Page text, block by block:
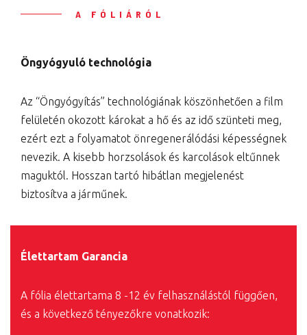
A FÓLIÁRÓL
Öngyógyuló technológia
Az “Öngyógyítás” technológiának köszönhetően a film
felületén okozott károkat a hő és az idő szünteti meg,
ezért ezt a folyamatot önregenerálódási képességnek
nevezik. A kisebb horzsolások és karcolások eltűnnek
maguktól. Hosszan tartó hibátlan megjelenést
biztosítva a járműnek.
Élettartam Garancia
A fólia élettartama 8 -12 év felhasználástól függően,
és a következő tényezőkre vonatkozik: